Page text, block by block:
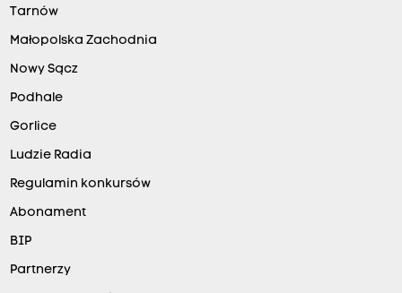
Tarnów
Małopolska Zachodnia
Nowy Sącz
Podhale
Gorlice
Ludzie Radia
Regulamin konkursów
Abonament
BIP
Partnerzy